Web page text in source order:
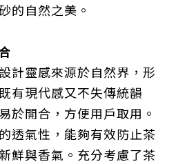
的自然之美。
計靈感來源於自然界，形
有現代感又不失傳統韻
於開合，方便用戶取用。
透氣性 ，能夠有效防止茶
鮮與香氣。充分考慮了茶